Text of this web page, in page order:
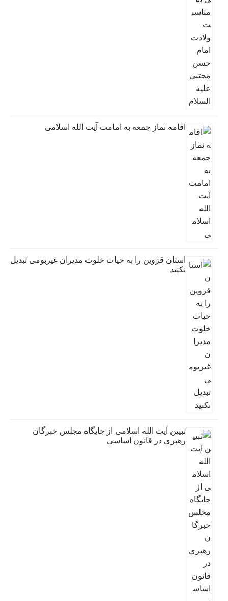
اقامه نماز جمعه به امامت آیت الله اسلامی
استان قزوین را به حیات خلوت مدیران غیربومی تبدیل
نکنید
تبیین آیت الله اسلامی از جایگاه مجلس خبرگان
رهبری در قانون اساسی